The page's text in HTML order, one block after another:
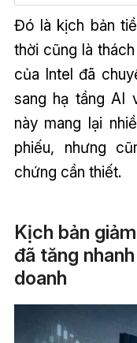
Đó là kịch bản
thời cũng là
của Intel đã
sang hạ tầng AI
này mang lại
phiếu, nhưng
chứng cần thiết.
Kịch bản
đã tăng
doanh